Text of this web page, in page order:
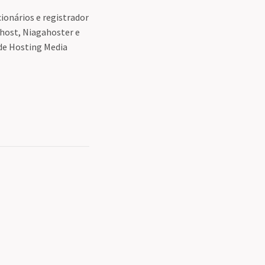
e registrador
Niagahoster e
Hosting Media